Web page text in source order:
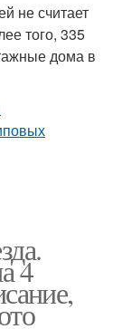
не считает
того, 335
дома в
4